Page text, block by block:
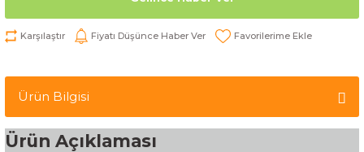
Karşılaştır Fiyatı Düşünce Haber Ver
Ürün Bilgisi
Ürün Açıklaması